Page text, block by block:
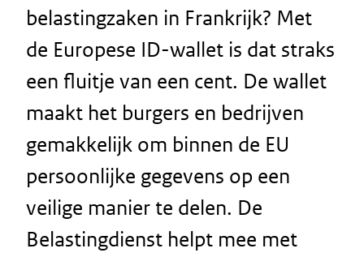
belastingzaken in Frankrijk? Met
de Europese ID-wallet is dat straks
een fluitje van een cent. De wallet
maakt het burgers en bedrijven
gemakkelijk om binnen de EU
persoonlijke gegevens op een
veilige manier te delen. De
Belastingdienst helpt mee met